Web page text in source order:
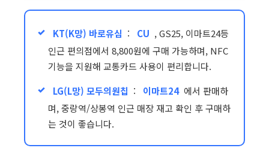
KT(K망) 바로유심 : CU , GS25, 이마트24등
인근 편의점에서 8,800원에 구매 가능하며, NFC
기능을 지원해 교통카드 사용이 편리합니다.
LG(L망) 모두의원칩 : 이마트24 에서 판매하
며, 중랑역/상봉역 인근 매장 재고 확인 후 구매하
는 것이 좋습니다.